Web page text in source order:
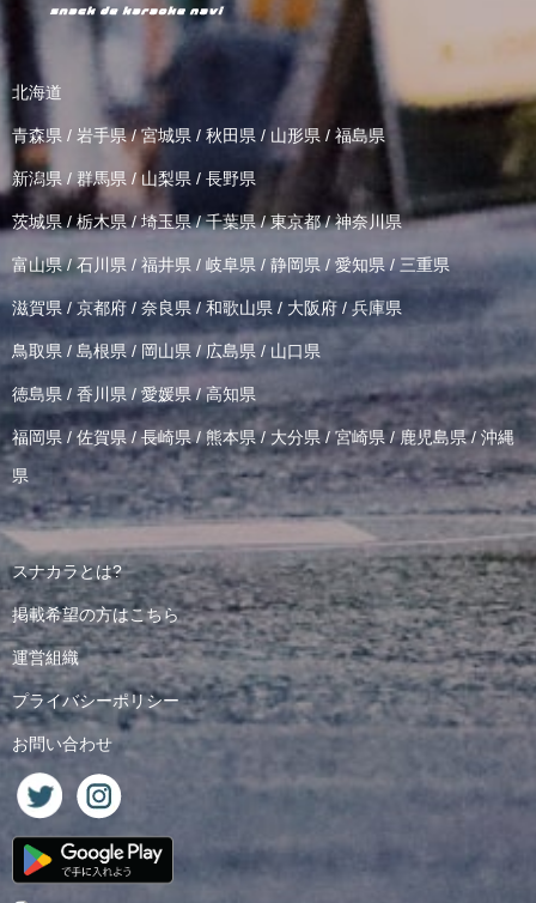
北海道
青森県 / 岩手県/宮城県 / 秋田県 / 山形県 / 福島県
新潟県 / 群馬県 / 山梨県 / 長野県
茨城県 / 栃木県 / 埼玉県/千葉県/東京都/神奈川県
富山県/石川県 / 福井県 / 岐阜県 / 静岡県 / 愛知県/ 三重県
滋賀県/ 京都府 / 奈良県/ 和歌山県 / 大阪府 / 兵庫県
鳥取県 / 島根県/ 岡山県 / 広島県 / 山口県
徳島県 / 香川県 /愛媛県/高知県
福岡県 / 佐賀県/長崎県/ 熊本県/ 大分県 /宮崎県 /鹿児島県/ 沖縄
県
スナカラとは?
掲載希望の方はこちら
運営組織
プライバシーポリシー
お問い合わせ